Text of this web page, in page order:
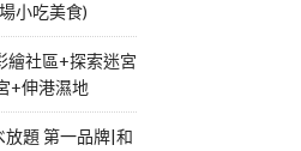
小吃美食)
繪社區+探索迷宮
+伸港濕地
題 第一品牌|和